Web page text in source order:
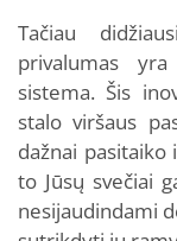
Tačiau
privalumas
sistema. Šis
stalo viršaus
dažnai pasitaiko
to Jūsų svečiai
nesijaudindami